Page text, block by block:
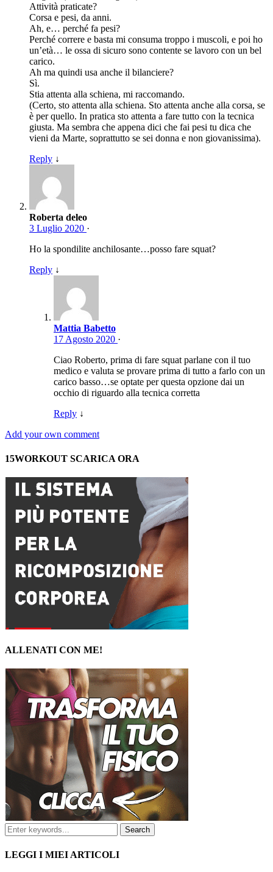
Attività praticate?
Corsa e pesi, da anni.
Ah, e… perché fa pesi?
Perché correre e basta mi consuma troppo i muscoli, e poi ho
un’età… le ossa di sicuro sono contente se lavoro con un bel
carico.
Ah ma quindi usa anche il bilanciere?
Sì.
Stia attenta alla schiena, mi raccomando.
(Certo, sto attenta alla schiena. Sto attenta anche alla corsa, se
è per quello. In pratica sto attenta a fare tutto con la tecnica
giusta. Ma sembra che appena dici che fai pesi tu dica che
vieni da Marte, soprattutto se sei donna e non giovanissima).
Reply ↓
Roberta deleo
3 Luglio 2020 ·
Ho la spondilite anchilosante…posso fare squat?
Reply ↓
Mattia Babetto
17 Agosto 2020 ·
Ciao Roberto, prima di fare squat parlane con il tuo
medico e valuta se provare prima di tutto a farlo con un
carico basso…se optate per questa opzione dai un
occhio di riguardo alla tecnica corretta
Reply ↓
Add your own comment
15WORKOUT SCARICA ORA
ALLENATI CON ME!
LEGGI I MIEI ARTICOLI